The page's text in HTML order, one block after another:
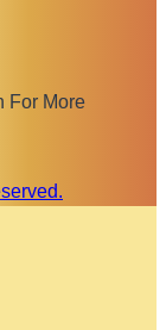
For More